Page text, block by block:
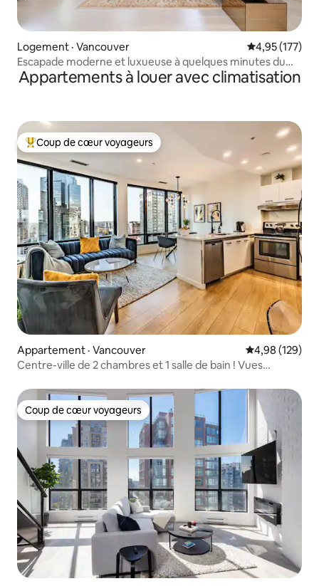
Logement · Vancouver Note
4,95 (177)
Escapade moderne et luxueuse à quelques minutes du
centre-ville !
Appartements à louer avec climatisation
Coup de cœur voyageurs parmi les plus aimés
Coup de cœur voyageurs
Appartement · Vancouver Note
4,98 (129)
Centre-ville de 2 chambres et 1 salle de bain ! Vues
Coup de cœur voyageurs
Coup de cœur voyageurs